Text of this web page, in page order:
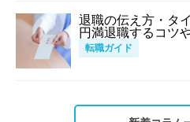
退職の伝え方・タ
円満退職するコツ
転職ガイド